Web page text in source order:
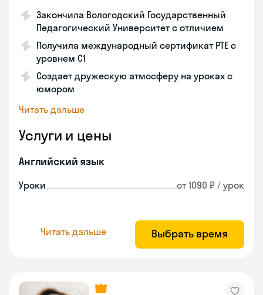
Закончила Вологодский Государственный
Педагогический Университет с отличием
Получила международный сертификат PTE с
уровнем C1
Создает дружескую атмосферу на уроках с
юмором
Читать дальше
Услуги и цены
Английский язык
Уроки от 1090 ₽ / урок
Читать дальше Выбрать время